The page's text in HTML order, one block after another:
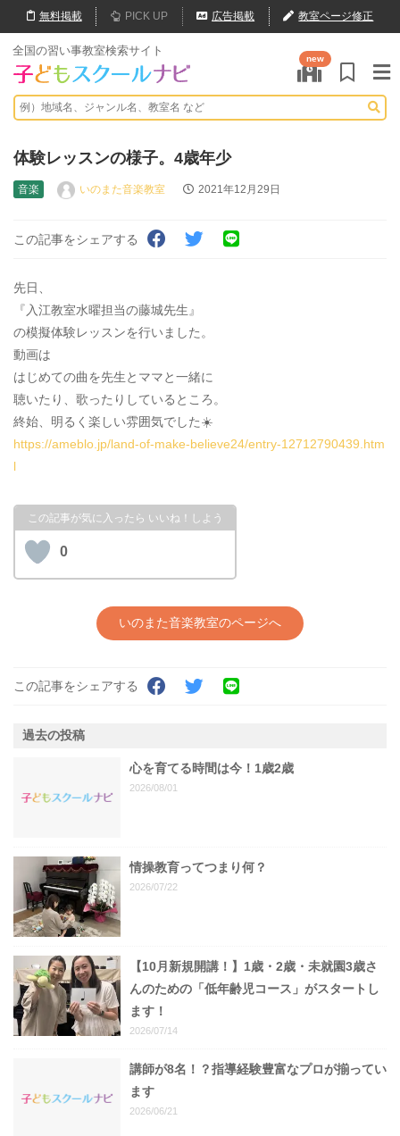
無料掲載 PICK UP 広告掲載 教室ページ修正
全国の習い事教室検索サイト
new
体験レッスンの様子。4歳年少
音楽 いのまた音楽教室 2021年12月29日
この記事をシェアする
先日、
『入江教室水曜担当の藤城先生』
の模擬体験レッスンを行いました。
動画は
はじめての曲を先生とママと一緒に
聴いたり、歌ったりしているところ。
終始、明るく楽しい雰囲気でした☀️
https://ameblo.jp/land-of-make-believe24/entry-12712790439.htm
l
0
いのまた音楽教室のページへ
この記事をシェアする
過去の投稿
心を育てる時間は今！1歳2歳
2026/08/01
情操教育ってつまり何？
2026/07/22
【10月新規開講！】1歳・2歳・未就園3歳さ
んのための「低年齢児コース」がスタートし
ます！
2026/07/14
講師が8名！？指導経験豊富なプロが揃ってい
ます
2026/06/21